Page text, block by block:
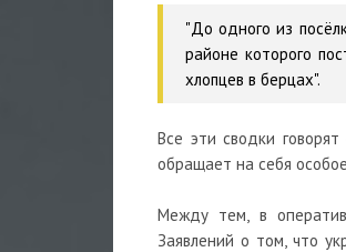
"До одного из
районе которого
хлопцев в берцах".
Все эти сводки
обращает на себя
Между тем, в
Заявлений о том, что